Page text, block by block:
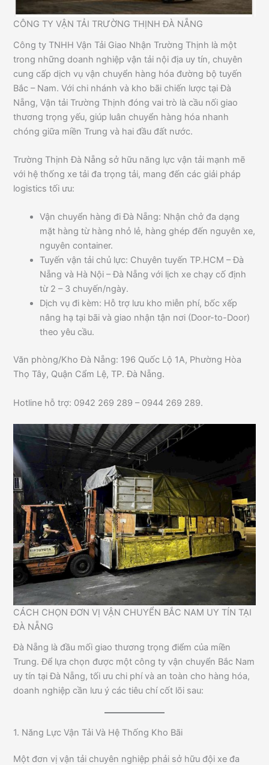
CÔNG TY VẬN TẢI TRƯỜNG THỊNH ĐÀ NẴNG
Công ty TNHH Vận Tải Giao Nhận Trường Thịnh là một
trong những doanh nghiệp vận tải nội địa uy tín, chuyên
cung cấp dịch vụ vận chuyển hàng hóa đường bộ tuyến
Bắc – Nam. Với chi nhánh và kho bãi chiến lược tại Đà
Nẵng, Vận tải Trường Thịnh đóng vai trò là cầu nối giao
thương trọng yếu, giúp luân chuyển hàng hóa nhanh
chóng giữa miền Trung và hai đầu đất nước.
Trường Thịnh Đà Nẵng sở hữu năng lực vận tải mạnh mẽ
với hệ thống xe tải đa trọng tải, mang đến các giải pháp
logistics tối ưu:
Vận chuyển hàng đi Đà Nẵng: Nhận chở đa dạng
mặt hàng từ hàng nhỏ lẻ, hàng ghép đến nguyên xe,
nguyên container.
Tuyến vận tải chủ lực: Chuyên tuyến TP.HCM – Đà
Nẵng và Hà Nội – Đà Nẵng với lịch xe chạy cố định
từ 2 – 3 chuyến/ngày.
Dịch vụ đi kèm: Hỗ trợ lưu kho miễn phí, bốc xếp
nâng hạ tại bãi và giao nhận tận nơi (Door-to-Door)
theo yêu cầu.
Văn phòng/Kho Đà Nẵng: 196 Quốc Lộ 1A, Phường Hòa
Thọ Tây, Quận Cẩm Lệ, TP. Đà Nẵng.
Hotline hỗ trợ: 0942 269 289 – 0944 269 289.
CÁCH CHỌN ĐƠN VỊ VẬN CHUYỂN BẮC NAM UY TÍN TẠI
ĐÀ NẴNG
Đà Nẵng là đầu mối giao thương trọng điểm của miền
Trung. Để lựa chọn được một công ty vận chuyển Bắc Nam
uy tín tại Đà Nẵng, tối ưu chi phí và an toàn cho hàng hóa,
doanh nghiệp cần lưu ý các tiêu chí cốt lõi sau:
1. Năng Lực Vận Tải Và Hệ Thống Kho Bãi
Một đơn vị vận tải chuyên nghiệp phải sở hữu đội xe đa